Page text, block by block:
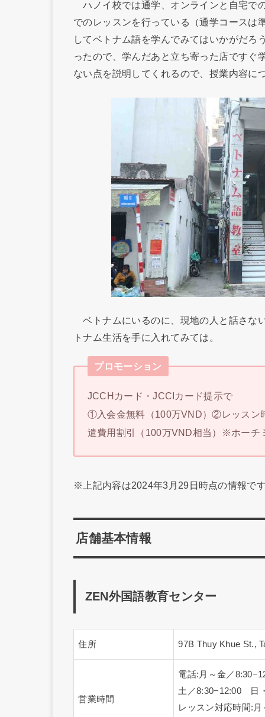
ハノイ校では通学、オンラインと自宅で
でのレッスンを行っている（通学コースは
してベトナム語を学んでみてはいかがだろ
ったので、学んだあと立ち寄った店ですぐ
ない点を説明してくれるので、授業内容に
ベトナムにいるのに、現地の人と話さな
トナム生活を手に入れてみては。
プロモーション
JCCHカード・JCCIカード提示で
①入会金無料（100万VND）②レッスン
遣費用割引（100万VND相当）※ホーチ
※上記内容は2024年3月29日時点の情報で
店舗基本情報
ZEN外国語教育センター
住所 97B Thuy Khue St.,
営業時間
電話:月～金／
土／8:30−12:00
レッスン対応時間: